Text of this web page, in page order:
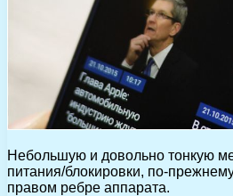
Небольшую и довольно тонкую
питания/блокировки, по-
правом ребре аппарата.